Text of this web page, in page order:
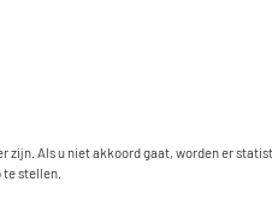
zijn. Als u niet akkoord gaat, worden er
stellen.